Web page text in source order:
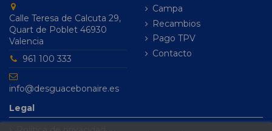
Calle Teresa de Calcuta 29,
Quart de Poblet 46930
Valencia
961 100 333
info@desguacebonaire.es
Campa
Recambios
Pago TPV
Contacto
Legal